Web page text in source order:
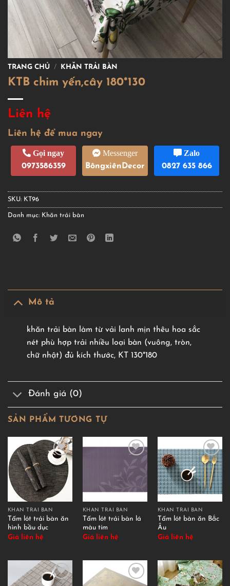
TRANG CHỦ / KHĂN TRẢI BÀN
KTB chim yến,cây 180*130
Liên hệ
Liên hệ để mua ngay
Gọi ngay
0973586359
Messenger
BôngxiênDecor
Zalo
0827 635 866
SKU: KT96
Danh mục: Khăn trải bàn
Mô tả
khăn trải bàn làm từ vải lanh mịn thêu hoa sắc
nét phù hợp trải nhiều loại bàn (vuông, tròn,
chữ nhật) đủ kích thước, KT 130*180
Đánh giá (0)
SẢN PHẨM TƯƠNG TỰ
KHĂN TRẢI BÀN
Tấm lót trải bàn ăn
hình bầu dục
Giá liên hệ
KHĂN TRẢI BÀN
Tấm lót trải bàn lá
màu tím
Giá liên hệ
KHĂN TRẢI BÀN
Tấm lót bàn ăn Bắc
Âu
Giá liên hệ